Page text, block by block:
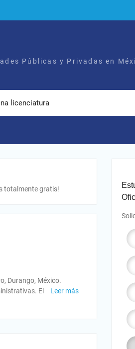
Públicas y Privadas en
licenciatura
totalmente gratis!
Durango, México.
El
Leer más